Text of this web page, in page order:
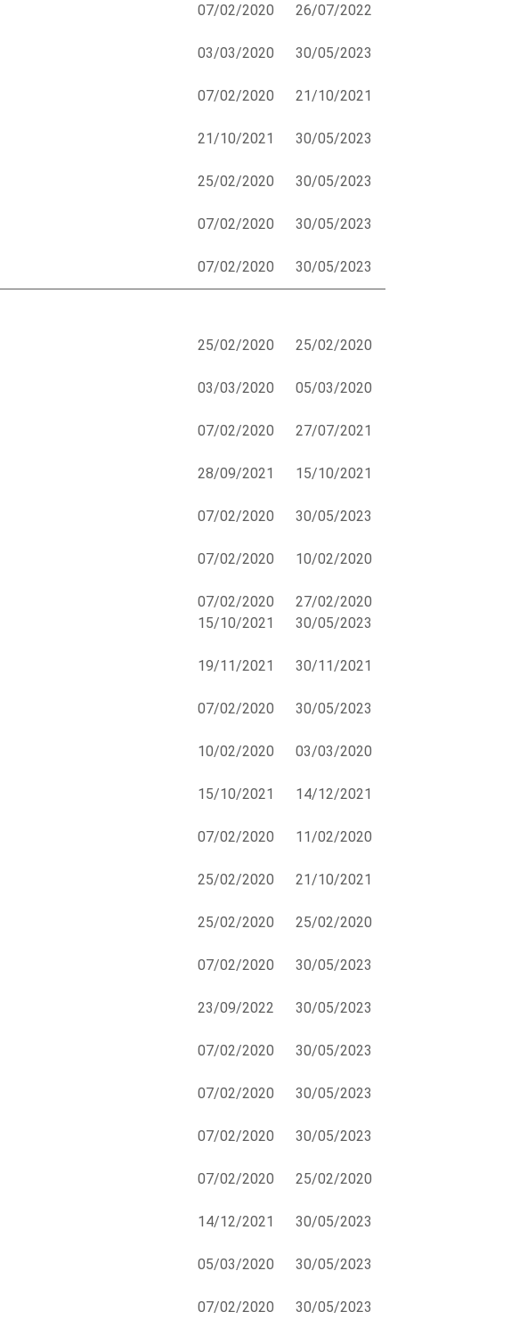
07/02/2020 26/07/2022
03/03/2020 30/05/2023
07/02/2020 21/10/2021
21/10/2021 30/05/2023
25/02/2020 30/05/2023
07/02/2020 30/05/2023
07/02/2020 30/05/2023
25/02/2020 25/02/2020
03/03/2020 05/03/2020
07/02/2020 27/07/2021
28/09/2021 15/10/2021
07/02/2020 30/05/2023
07/02/2020 10/02/2020
07/02/2020
15/10/2021
27/02/2020
30/05/2023
19/11/2021 30/11/2021
07/02/2020 30/05/2023
10/02/2020 03/03/2020
15/10/2021 14/12/2021
07/02/2020 11/02/2020
25/02/2020 21/10/2021
25/02/2020 25/02/2020
07/02/2020 30/05/2023
23/09/2022 30/05/2023
07/02/2020 30/05/2023
07/02/2020 30/05/2023
07/02/2020 30/05/2023
07/02/2020 25/02/2020
14/12/2021 30/05/2023
05/03/2020 30/05/2023
07/02/2020 30/05/2023